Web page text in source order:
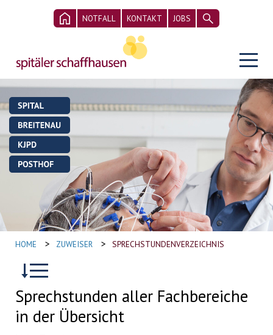
NOTFALL KONTAKT JOBS
HOME > ZUWEISER > SPRECHSTUNDENVERZEICHNIS
Sprechstunden aller Fachbereiche
in der Übersicht